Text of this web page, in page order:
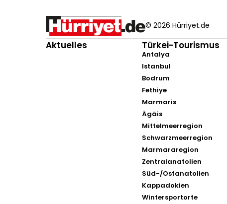
© 2026 Hürriyet.de
Aktuelles Türkei-Tourismus
Antalya
Istanbul
Bodrum
Fethiye
Marmaris
Ägäis
Mittelmeerregion
Schwarzmeerregion
Marmararegion
Zentralanatolien
Süd-/Ostanatolien
Kappadokien
Wintersportorte